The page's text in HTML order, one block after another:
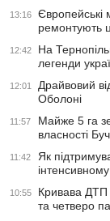
13:16
Європейські
ремонтують
12:42
На
легенди
12:01
Драйвовий
Оболоні
11:57
Майже 5 га
власності
11:42
Як
10:55
Кривава ДТП
та четверо